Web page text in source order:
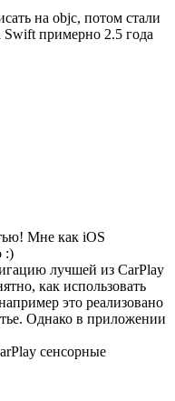
на objc, потом стали
примерно 2.5 года
Мне как iOS
:)
лучшей из CarPlay
как использовать
это реализовано
Однако в приложении
сенсорные